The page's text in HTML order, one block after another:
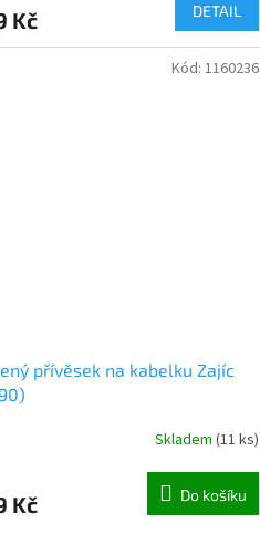
Kč DETAIL
přívěsek na kabelku Zajíc
Skladem (11 ks)
Kč Do košíku
Kód: 1160236